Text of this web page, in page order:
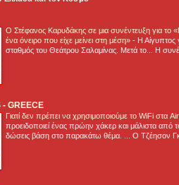
Ο Στέφανος Καρυδάκης σε μια συνέντευξη για το
ένα όνειρο που είχε μείνει στη μέση» - Η Αίγυπτος
σταθμός του Θεάτρου Σαλαμίνας. Μετά το... Η
- GREECE
Γιατί δεν πρέπει να χρησιμοποιούμε το WiFi στα
προειδοποιεί ένας πρώην χάκερ και μάλιστα από
δώσεις βάση στο παρακάτω θέμα. ... Ο Τζέησον